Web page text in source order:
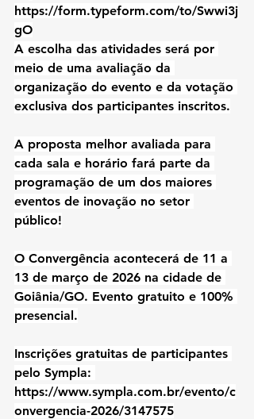
https://form.typeform.com/to/Swwi3j
gO
A escolha das atividades será por
meio de uma avaliação da
organização do evento e da votação
exclusiva dos participantes inscritos.
A proposta melhor avaliada para
cada sala e horário fará parte da
programação de um dos maiores
eventos de inovação no setor
público!
O Convergência acontecerá de 11 a
13 de março de 2026 na cidade de
Goiânia/GO. Evento gratuito e 100%
presencial.
Inscrições gratuitas de participantes
pelo Sympla:
https://www.sympla.com.br/evento/c
onvergencia-2026/3147575